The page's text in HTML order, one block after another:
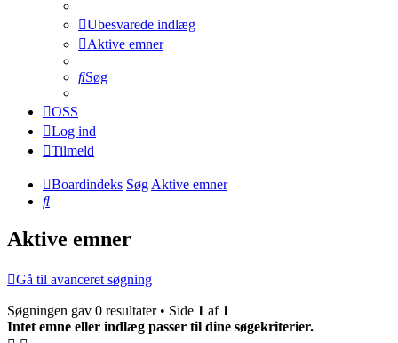
Ubesvarede indlæg
Aktive emner
Søg
OSS
Log ind
Tilmeld
Boardindeks SøgAktive emner
Søg
Aktive emner
Gå til avanceret søgning
Søgningen gav 0 resultater • Side 1 af 1
Intet emne eller indlæg passer til dine søgekriterier.